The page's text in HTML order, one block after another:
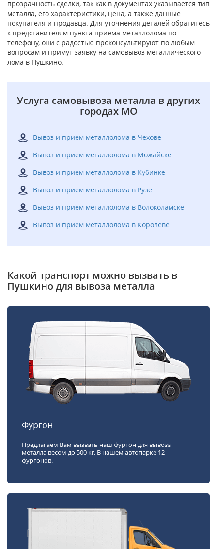
прозрачность сделки, так как в документах указывается тип
металла, его характеристики, цена, а также данные
покупателя и продавца. Для уточнения деталей обратитесь
к представителям пункта приема металлолома по
телефону, они с радостью проконсультируют по любым
вопросам и примут заявку на самовывоз металлического
лома в Пушкино.
Услуга самовывоза металла в других
городах МО
Вывоз и прием металлолома в Чехове
Вывоз и прием металлолома в Можайске
Вывоз и прием металлолома в Кубинке
Вывоз и прием металлолома в Рузе
Вывоз и прием металлолома в Волоколамске
Вывоз и прием металлолома в Королеве
Какой транспорт можно вызвать в
Пушкино для вывоза металла
Фургон
Предлагаем Вам вызвать наш фургон для вывоза
металла весом до 500 кг. В нашем автопарке 12
фургонов.